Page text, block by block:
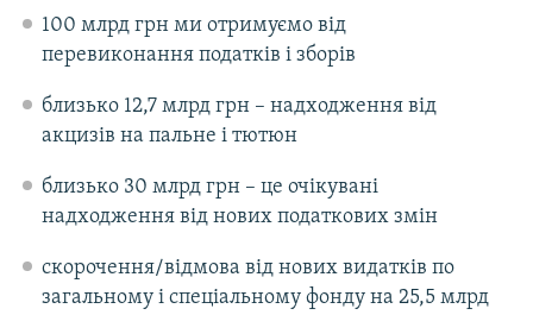
100 млрд грн ми отримуємо від
перевиконання податків і зборів
близько 12,7 млрд грн – надходження від
акцизів на пальне і тютюн
близько 30 млрд грн – це очікувані
надходження від нових податкових змін
скорочення/відмова від нових видатків по
загальному і спеціальному фонду на 25,5 млрд